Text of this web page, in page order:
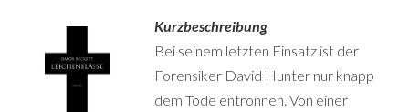
Kurzbeschreibung
Bei seinem letzten Einsatz ist der
Forensiker David Hunter nur knapp
dem Tode entronnen. Von einer